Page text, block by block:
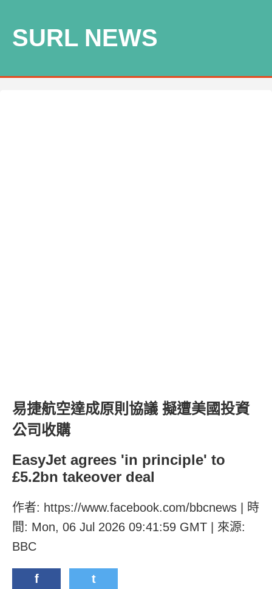
SURL NEWS
易捷航空達成原則協議 擬遭美國投資
公司收購
EasyJet agrees 'in principle' to
£5.2bn takeover deal
作者: https://www.facebook.com/bbcnews | 時
間: Mon, 06 Jul 2026 09:41:59 GMT | 來源:
BBC
f t